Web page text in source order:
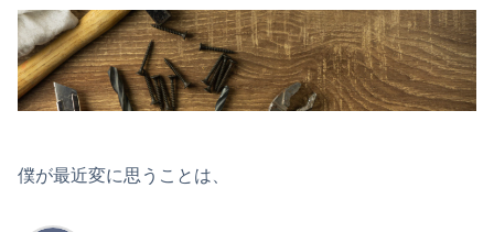
僕が最近変に思うことは、